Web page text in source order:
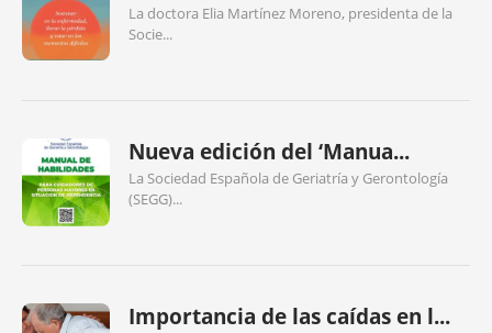
La doctora Elia Martínez Moreno, presidenta de la
Socie...
Nueva edición del ‘Manua...
La Sociedad Española de Geriatría y Gerontología
(SEGG)...
Importancia de las caídas en l...